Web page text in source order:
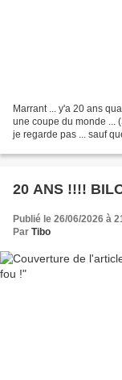
Marrant ... y'a 20 ans
une coupe du monde ...
je regarde pas ... sauf
20 ANS !!!!
Publié le 26/06/2026 à
Par Tibo